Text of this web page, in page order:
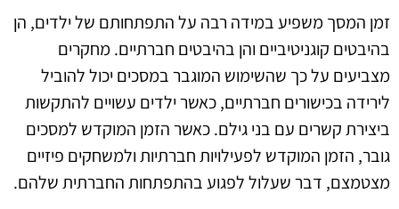
זמן המסך משפיע במידה רבה על התפתחותם של ילדים, הן
בהיבטים קוגניטיביים והן בהיבטים חברתיים. מחקרים
מצביעים על כך שהשימוש המוגבר במסכים יכול להוביל
לירידה בכישורים חברתיים, כאשר ילדים עשויים להתקשות
ביצירת קשרים עם בני גילם. כאשר הזמן המוקדש למסכים
גובר, הזמן המוקדש לפעילויות חברתיות ולמשחקים פיזיים
מצטמצם, דבר שעלול לפגוע בהתפתחות החברתית שלהם.